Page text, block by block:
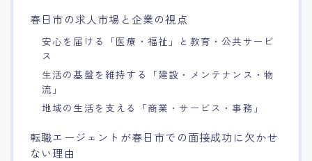
春日市の求人市場と企業の視点
安心を届ける「医療・福祉」と教育・公共サービ
ス
生活の基盤を維持する「建設・メンテナンス・物
流」
地域の生活を支える「商業・サービス・事務」
転職エージェントが春日市での面接成功に欠かせ
ない理由